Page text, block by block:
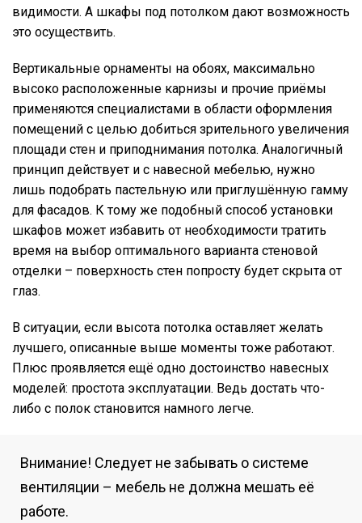
видимости. А шкафы под потолком дают возможность
это осуществить.
Вертикальные орнаменты на обоях, максимально
высоко расположенные карнизы и прочие приёмы
применяются специалистами в области оформления
помещений с целью добиться зрительного увеличения
площади стен и приподнимания потолка. Аналогичный
принцип действует и с навесной мебелью, нужно
лишь подобрать пастельную или приглушённую гамму
для фасадов. К тому же подобный способ установки
шкафов может избавить от необходимости тратить
время на выбор оптимального варианта стеновой
отделки – поверхность стен попросту будет скрыта от
глаз.
В ситуации, если высота потолка оставляет желать
лучшего, описанные выше моменты тоже работают.
Плюс проявляется ещё одно достоинство навесных
моделей: простота эксплуатации. Ведь достать что-
либо с полок становится намного легче.
Внимание! Следует не забывать о системе
вентиляции – мебель не должна мешать её
работе.